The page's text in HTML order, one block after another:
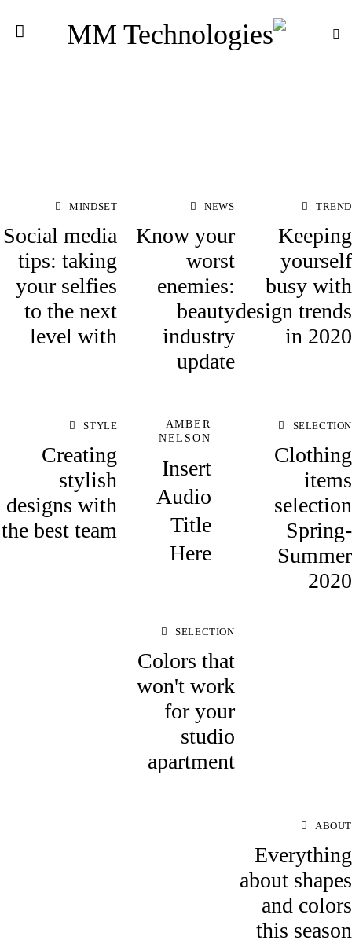
TREND
Keeping
yourself
busy with
design trends
in 2020
NEWS
Know your
worst
enemies:
beauty
industry
update
MINDSET
Social media
tips: taking
your selfies
to the next
level with
SELECTION
Clothing
items
selection
Spring-
Summer
2020
AMBER
NELSON
Insert
Audio
Title
Here
SELECTION
Colors that
won't work
for your
studio
apartment
STYLE
Creating
stylish
designs with
the best team
ABOUT
Everything
about shapes
and colors
this season